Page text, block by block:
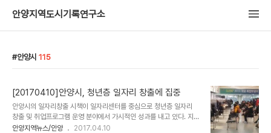
안양지역도시기록연구소
안양시 115
[20170410]안양시, 청년층 일자리 창출에 집중
안양시의 일자리창출 시책이 일자리센터를 중심으로 청년층 일자리
창출 및 취업프로그램 운영 분야에서 가시적인 성과를 내고 있다. 지난
1/4분기 지난해 같은 기간 4,612명보다 9.7%가 높은 5,061명의
안양지역뉴스/안양 2017.04.10